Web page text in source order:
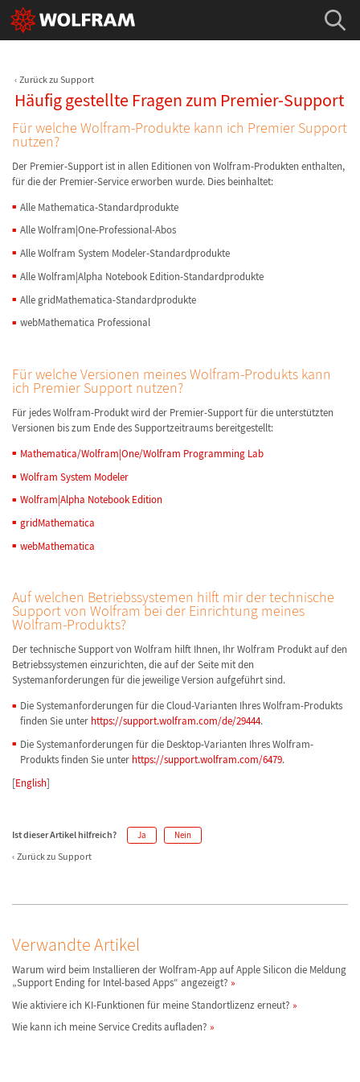
Zurück zu Support
Häufig gestellte Fragen zum Premier-Support
Für welche Wolfram-Produkte kann ich Premier Support
nutzen?
Der Premier-Support ist in allen Editionen von Wolfram-Produkten enthalten,
für die der Premier-Service erworben wurde. Dies beinhaltet:
Alle Mathematica-Standardprodukte
Alle Wolfram|One-Professional-Abos
Alle Wolfram System Modeler-Standardprodukte
Alle Wolfram|Alpha Notebook Edition-Standardprodukte
Alle gridMathematica-Standardprodukte
webMathematica Professional
Für welche Versionen meines Wolfram-Produkts kann
ich Premier Support nutzen?
Für jedes Wolfram-Produkt wird der Premier-Support für die unterstützten
Versionen bis zum Ende des Supportzeitraums bereitgestellt:
Mathematica/Wolfram|One/Wolfram Programming Lab
Wolfram System Modeler
Wolfram|Alpha Notebook Edition
gridMathematica
webMathematica
Auf welchen Betriebssystemen hilft mir der technische
Support von Wolfram bei der Einrichtung meines
Wolfram-Produkts?
Der technische Support von Wolfram hilft Ihnen, Ihr Wolfram Produkt auf den
Betriebssystemen einzurichten, die auf der Seite mit den
Systemanforderungen für die jeweilige Version aufgeführt sind.
Die Systemanforderungen für die Cloud-Varianten Ihres Wolfram-Produkts
finden Sie unter https://support.wolfram.com/de/29444.
Die Systemanforderungen für die Desktop-Varianten Ihres Wolfram-
Produkts finden Sie unter https://support.wolfram.com/6479.
[English]
Ist dieser Artikel hilfreich? Ja Nein
Zurück zu Support
Verwandte Artikel
Warum wird beim Installieren der Wolfram-App auf Apple Silicon die Meldung
„Support Ending for Intel-based Apps“ angezeigt?
Wie aktiviere ich KI-Funktionen für meine Standortlizenz erneut?
Wie kann ich meine Service Credits aufladen?